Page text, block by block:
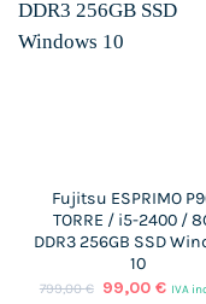
Fujitsu ESPRIMO
TORRE / i5-2400 /
DDR3 256GB SSD
10
799,00€ El
99,00€ElIVA